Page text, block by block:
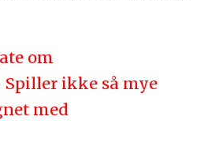
om
Spiller ikke så mye
med